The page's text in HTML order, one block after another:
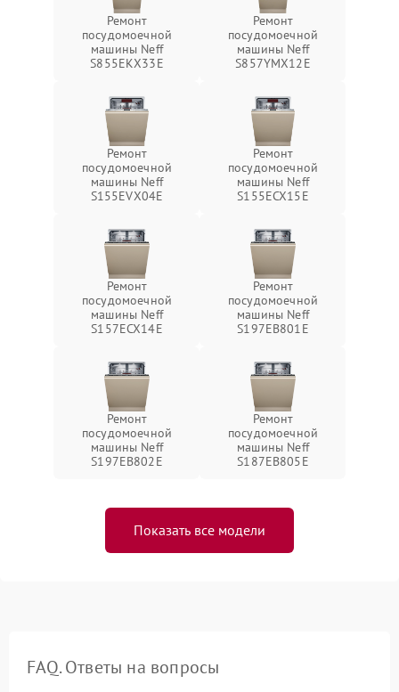
Ремонт
посудомоечной
машины Neff
S855EKX33E
Ремонт
посудомоечной
машины Neff
S857YMX12E
Ремонт
посудомоечной
машины Neff
S155EVX04E
Ремонт
посудомоечной
машины Neff
S155ECX15E
Ремонт
посудомоечной
машины Neff
S157ECX14E
Ремонт
посудомоечной
машины Neff
S197EB801E
Ремонт
посудомоечной
машины Neff
S197EB802E
Ремонт
посудомоечной
машины Neff
S187EB805E
Показать все модели
FAQ. Ответы на вопросы